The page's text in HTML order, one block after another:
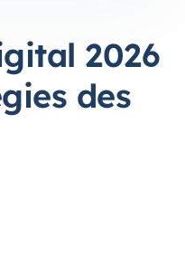
2026
des